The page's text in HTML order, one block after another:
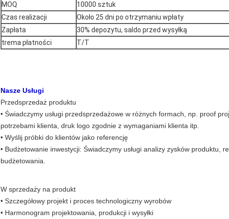
MOQ
10000 sztuk
Czas realizacji
Około 25 dni po otrzymaniu wpłaty
Zapłata
30% depozytu, saldo przed wysyłką
trema płatności
T/T
Nasze Usługi
Przedsprzedaż produktu
• Świadczymy usługi przedsprzedażowe w różnych formach, np. proof
potrzebami klienta, druk logo zgodnie z wymaganiami klienta itp.
• Wyślij próbki do klientów jako referencję
• Budżetowanie inwestycji: Świadczymy usługi analizy zysków produktu,
budżetowania.
W sprzedaży na produkt
• Szczegółowy projekt i proces technologiczny wyrobów
• Harmonogram projektowania, produkcji i wysyłki